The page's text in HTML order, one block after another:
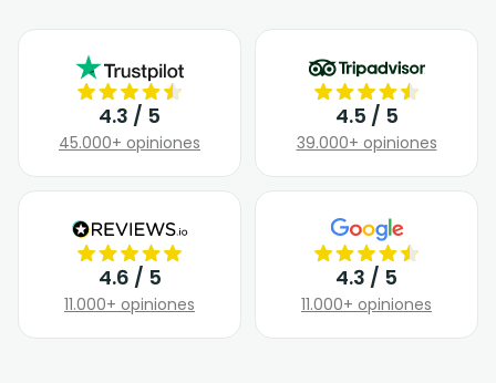
4.3 / 5
45.000+ opiniones
4.5 / 5
39.000+ opiniones
4.6 / 5
11.000+ opiniones
4.3 / 5
11.000+ opiniones